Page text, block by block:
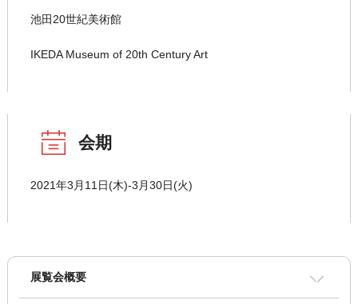
池田20世紀美術館
IKEDA Museum of 20th Century Art
会期
2021年3月11日(木)-3月30日(火)
展覧会概要